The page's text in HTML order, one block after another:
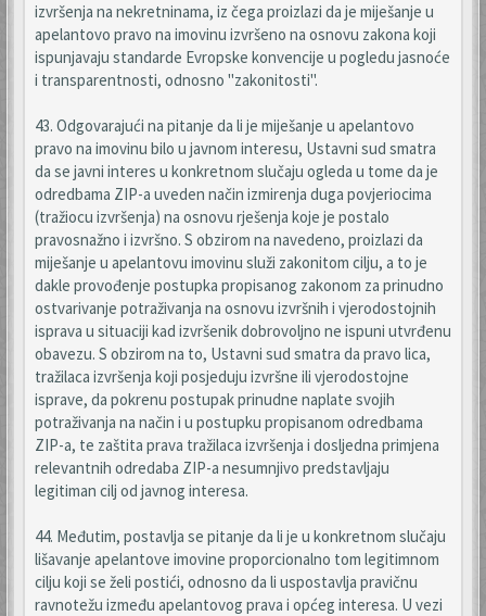
izvršenja na nekretninama, iz čega proizlazi da je miješanje u
apelantovo pravo na imovinu izvršeno na osnovu zakona koji
ispunjavaju standarde Evropske konvencije u pogledu jasnoće
i transparentnosti, odnosno "zakonitosti".
43. Odgovarajući na pitanje da li je miješanje u apelantovo
pravo na imovinu bilo u javnom interesu, Ustavni sud smatra
da se javni interes u konkretnom slučaju ogleda u tome da je
odredbama ZIP-a uveden način izmirenja duga povjeriocima
(tražiocu izvršenja) na osnovu rješenja koje je postalo
pravosnažno i izvršno. S obzirom na navedeno, proizlazi da
miješanje u apelantovu imovinu služi zakonitom cilju, a to je
dakle provođenje postupka propisanog zakonom za prinudno
ostvarivanje potraživanja na osnovu izvršnih i vjerodostojnih
isprava u situaciji kad izvršenik dobrovoljno ne ispuni utvrđenu
obavezu. S obzirom na to, Ustavni sud smatra da pravo lica,
tražilaca izvršenja koji posjeduju izvršne ili vjerodostojne
isprave, da pokrenu postupak prinudne naplate svojih
potraživanja na način i u postupku propisanom odredbama
ZIP-a, te zaštita prava tražilaca izvršenja i dosljedna primjena
relevantnih odredaba ZIP-a nesumnjivo predstavljaju
legitiman cilj od javnog interesa.
44. Međutim, postavlja se pitanje da li je u konkretnom slučaju
lišavanje apelantove imovine proporcionalno tom legitimnom
cilju koji se želi postići, odnosno da li uspostavlja pravičnu
ravnotežu između apelantovog prava i općeg interesa. U vezi